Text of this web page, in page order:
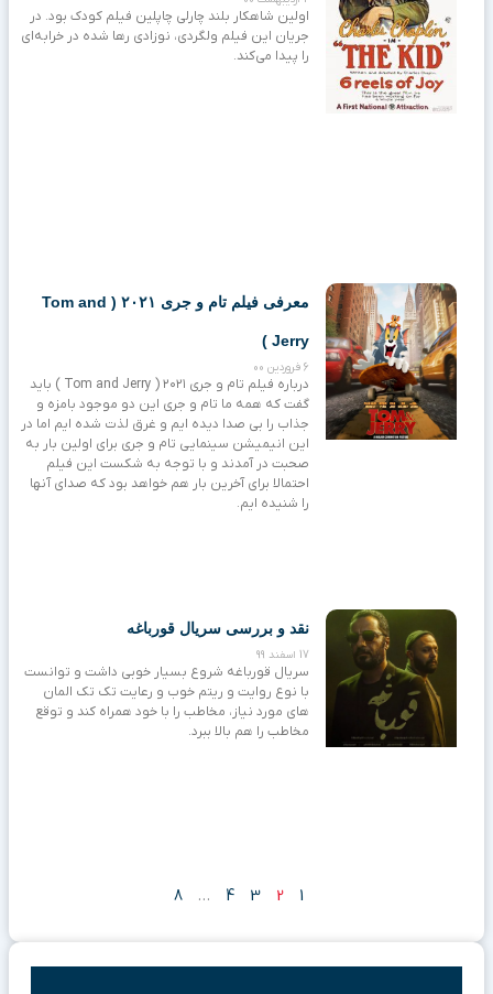
اولین شاهکار بلند چارلی چاپلین فیلم کودک بود. در
جریان این فیلم ولگردی، نوزادی رها شده در خرابه‌ای
را پیدا می‌کند.
معرفی فیلم تام و جری ۲۰۲۱ ( Tom and
Jerry )
6 فروردین 00
درباره فیلم تام و جری ۲۰۲۱ ( Tom and Jerry ) باید
گفت که همه ما تام و جری این دو موجود بامزه و
جذاب را بی صدا دیده ایم و غرق لذت شده ایم اما در
این انیمیشن سینمایی تام و جری برای اولین بار به
صحبت در آمدند و با توجه به شکست این فیلم
احتمالا برای آخرین بار هم خواهد بود که صدای آنها
را شنیده ایم.
نقد و بررسی سریال قورباغه
17 اسفند 99
سریال قورباغه شروع بسیار خوبی داشت و توانست
با نوع روایت و ریتم خوب و رعایت تک تک المان
های مورد نیاز، مخاطب را با خود همراه کند و توقع
مخاطب را هم بالا ببرد.
1
2
3
4
…
8